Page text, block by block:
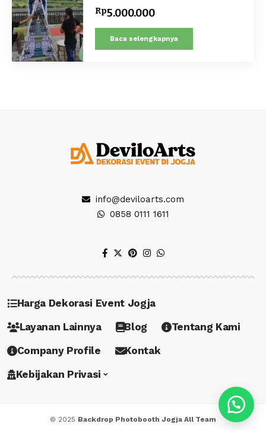
Rp5.000.000
Baca selengkapnya
info@deviloarts.com
0858 0111 1611
Harga Dekorasi Event Jogja
Layanan Lainnya
Blog
Tentang Kami
Company Profile
Kontak
Kebijakan Privasi
© 2025 Backdrop Photobooth Jogja All Team